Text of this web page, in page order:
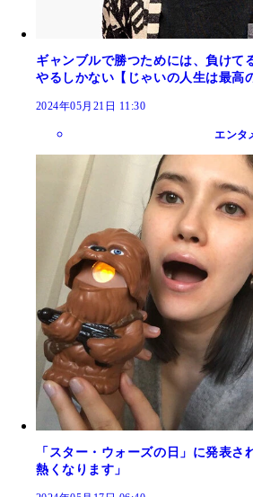
ギャンブルで勝つためには、負けて
やるしかない【じゃいの人生は最高
2024年05月21日 11:30
エンタ
「スター・ウォーズの日」に発表
熱くなります」